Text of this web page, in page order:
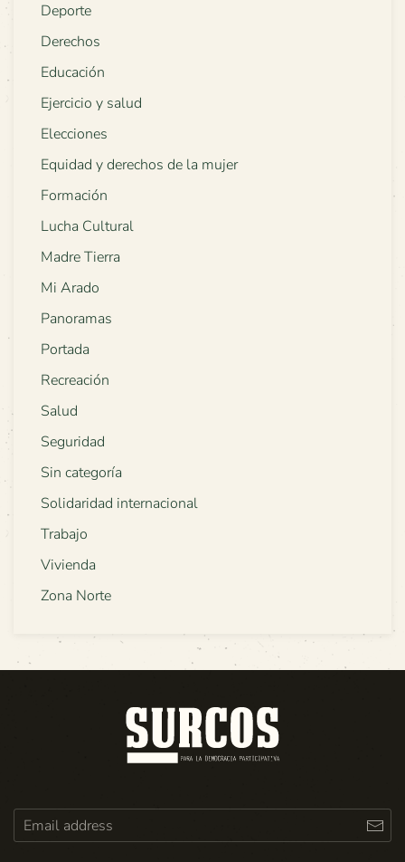
Deporte
Derechos
Educación
Ejercicio y salud
Elecciones
Equidad y derechos de la mujer
Formación
Lucha Cultural
Madre Tierra
Mi Arado
Panoramas
Portada
Recreación
Salud
Seguridad
Sin categoría
Solidaridad internacional
Trabajo
Vivienda
Zona Norte